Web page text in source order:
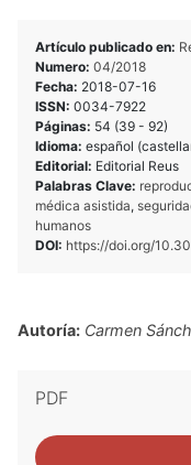
Artículo publicado en:
Numero: 04/2018
Fecha: 2018-07-16
ISSN: 0034-7922
Páginas: 54 (39 - 92)
Idioma: español
Editorial: Editorial Reus
Palabras Clave:
médica asistida,
humanos
DOI: https://doi.org/
Autoría: Carmen
PDF